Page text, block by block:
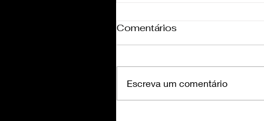
Comentários
Escreva um comentário